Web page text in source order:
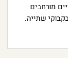
מורחבים
שתייה.